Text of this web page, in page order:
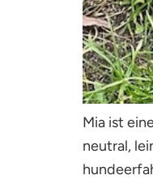
Mia ist
neutral,